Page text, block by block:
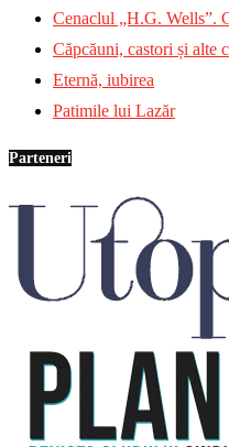
Cenaclul „H.G. Wells”.
Căpcăuni, castori și alte
Eternă, iubirea
Patimile lui Lazăr
Parteneri